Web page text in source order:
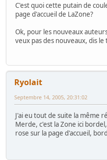
C'est quoi cette putain de
page d'accueil de LaZone?
Ok, pour les nouveaux
veux pas des nouveaux, dis
Ryolait
Septembre 14, 2005, 20:31:02
J'ai eu tout de suite la même
Merde, c'est la Zone ici
rose sur la page d'accueil,